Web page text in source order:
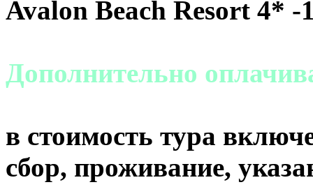
Avalon Beach Resort 4* -
Дополнительно
в стоимость тура
сбор, проживание,